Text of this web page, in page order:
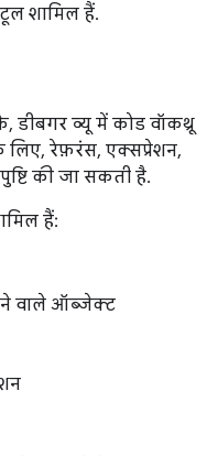
शामिल हैं.
डीबगर व्यू में कोड वॉकथ्रू
रेफ़रंस, एक्सप्रेशन,
की जा सकती है.
हैं:
वाले ऑब्जेक्ट